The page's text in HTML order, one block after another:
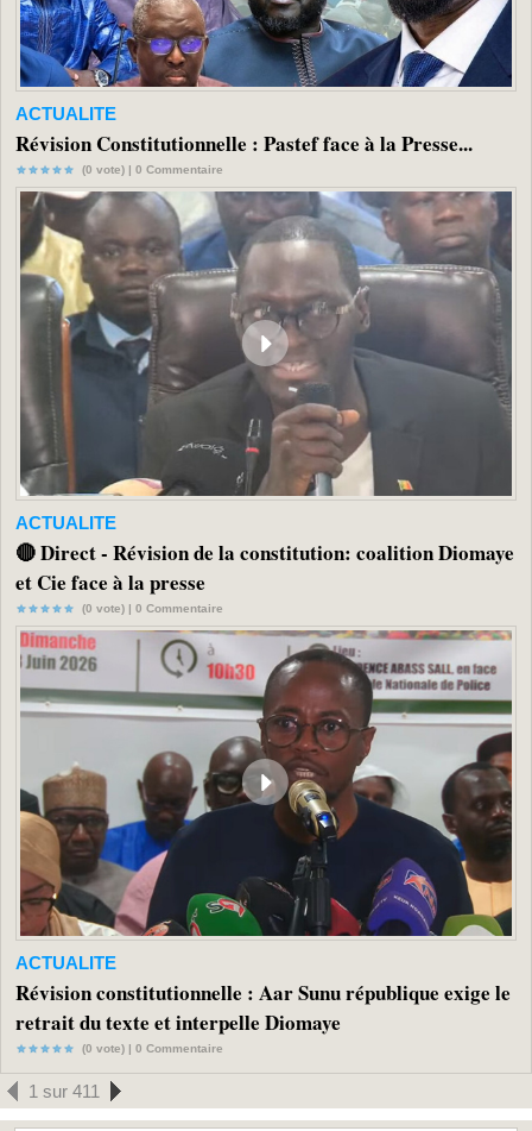
ACTUALITE
Révision Constitutionnelle : Pastef face à la Presse...
(0 vote) | 0 Commentaire
ACTUALITE
🔴 Direct - Révision de la constitution: coalition Diomaye
et Cie face à la presse
(0 vote) | 0 Commentaire
ACTUALITE
Révision constitutionnelle : Aar Sunu république exige le
retrait du texte et interpelle Diomaye
(0 vote) | 0 Commentaire
1 sur 411